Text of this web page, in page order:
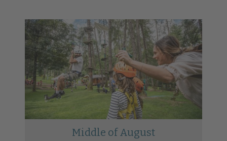
Middle of August